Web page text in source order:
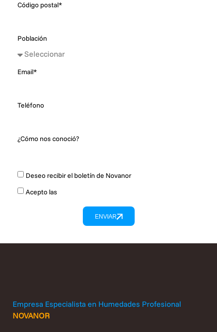
Código postal*
Población
Email*
Teléfono
¿Cómo nos conoció?
Deseo recibir el boletín de Novanor
Acepto las
ENVIAR
Empresa Especialista en Humedades Profesional
NOVANOR